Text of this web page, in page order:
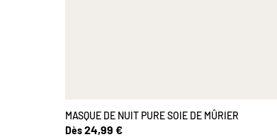
MASQUE DE NUIT PURE SOIE DE MÛRIER
Dès24,99 €